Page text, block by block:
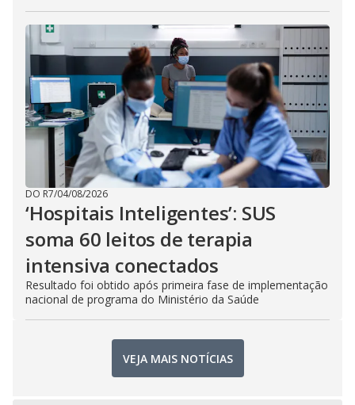
DO R7/04/08/2026
‘Hospitais Inteligentes’: SUS
soma 60 leitos de terapia
intensiva conectados
Resultado foi obtido após primeira fase de implementação
nacional de programa do Ministério da Saúde
VEJA MAIS NOTÍCIAS